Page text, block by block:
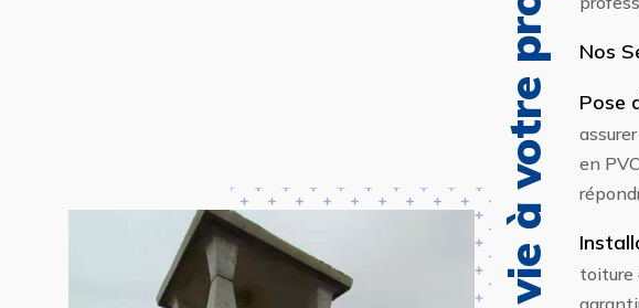
Nos
Pose
en
toiture